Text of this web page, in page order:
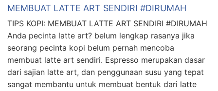
MEMBUAT LATTE ART SENDIRI #DIRUMAH
TIPS KOPI: MEMBUAT LATTE ART SENDIRI #DIRUMAH
Anda pecinta latte art? belum lengkap rasanya jika
seorang pecinta kopi belum pernah mencoba
membuat latte art sendiri. Espresso merupakan dasar
dari sajian latte art, dan penggunaan susu yang tepat
sangat membantu untuk membuat bentuk dari latte